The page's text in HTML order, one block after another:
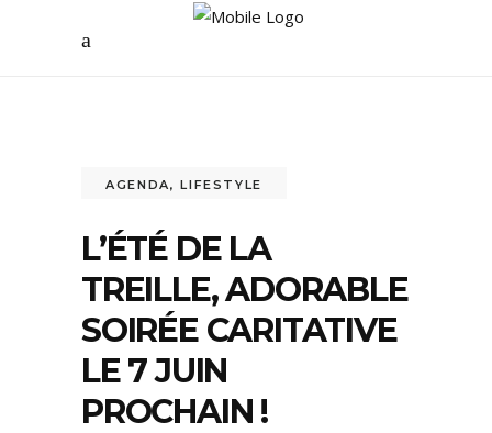
AGENDA,LIFESTYLE
L’ÉTÉ DE LA
TREILLE, ADORABLE
SOIRÉE CARITATIVE
LE 7 JUIN
PROCHAIN !